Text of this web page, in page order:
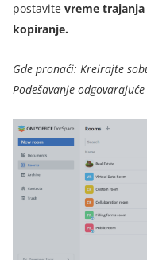
postavite vreme
kopiranje.
Gde pronaći: Kreirajte
Podešavanje